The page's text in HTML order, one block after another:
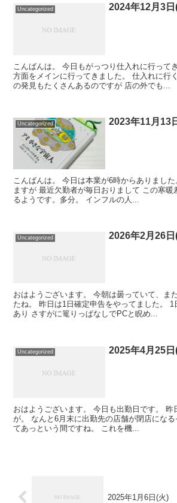
Uncategorized 2024年12月3日
こんばんは。 今日もがっつり仕入れに行って
方面をメインに行ってきました。 仕入れに行
の発見もたくさんあるのですが 店の外でも...
Uncategorized 2023年11月13
こんばんは。 今日は本業が6時からありまし
ますが 最近欠勤者が毎日おりまして この寒暖
るようです。多分。 インフルの人...
Uncategorized 2026年2月26日
おはようございます。 今朝は曇っていて、ま
たね。 昨日は1日確定申告をやってました。 1
あり さすがに篭りっぱなしでPCと睨め...
Uncategorized 2025年4月25日
おはようございます。 今日も出勤日です。 昨
が。 なんと6月末に出勤先の店舗が閉店にな
てあっという間ですね。 これを機...
2025年1月6日(火)